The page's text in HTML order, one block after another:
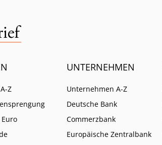
Z
UNTERNEHMEN
Unternehmen A-Z
Deutsche Bank
Commerzbank
Europäische Zentralbank